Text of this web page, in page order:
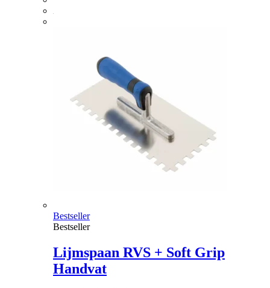
Bestseller
Bestseller
Lijmspaan RVS + Soft Grip
Handvat